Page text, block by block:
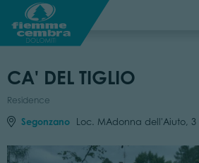
CA' DEL TIGLIO
Residence
Segonzano Loc. MAdonna dell'Aiuto, 3